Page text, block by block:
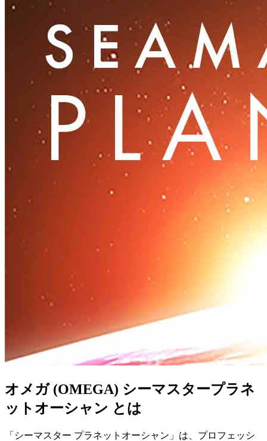
オメガ (OMEGA) シーマスタープラネ
ットオーシャン とは
「シーマスター プラネットオーシャン」は、プロフェッシ